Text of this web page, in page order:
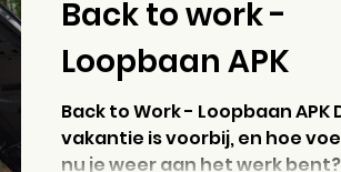
Back to work -
Loopbaan APK
Back to Work - Loopbaan APK
vakantie is voorbij, en hoe
nu je weer aan het werk bent?